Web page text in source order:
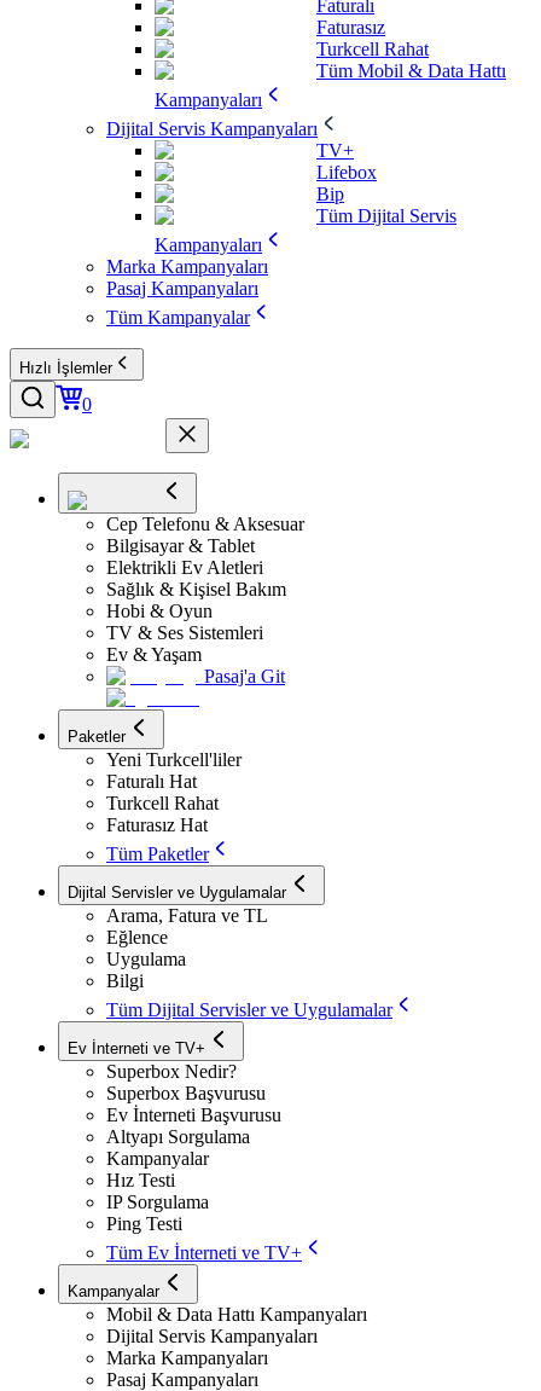
Faturalı
Faturasız
Turkcell Rahat
Tüm Mobil & Data Hattı
Kampanyaları
Dijital Servis Kampanyaları
TV+
Lifebox
Bip
Tüm Dijital Servis
Kampanyaları
Marka Kampanyaları
Pasaj Kampanyaları
Tüm Kampanyalar
Hızlı İşlemler
0
Cep Telefonu & Aksesuar
Bilgisayar & Tablet
Elektrikli Ev Aletleri
Sağlık & Kişisel Bakım
Hobi & Oyun
TV & Ses Sistemleri
Ev & Yaşam
Pasaj'a Git
Paketler
Yeni Turkcell'liler
Faturalı Hat
Turkcell Rahat
Faturasız Hat
Tüm Paketler
Dijital Servisler ve Uygulamalar
Arama, Fatura ve TL
Eğlence
Uygulama
Bilgi
Tüm Dijital Servisler ve Uygulamalar
Ev İnterneti ve TV+
Superbox Nedir?
Superbox Başvurusu
Ev İnterneti Başvurusu
Altyapı Sorgulama
Kampanyalar
Hız Testi
IP Sorgulama
Ping Testi
Tüm Ev İnterneti ve TV+
Kampanyalar
Mobil & Data Hattı Kampanyaları
Dijital Servis Kampanyaları
Marka Kampanyaları
Pasaj Kampanyaları